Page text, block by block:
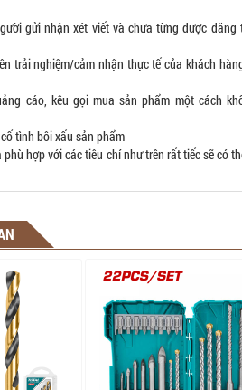
gửi nhận xét viết và chưa từng được đăng
trải nghiệm/cảm nhận thực tế của khách
cáo, kêu gọi mua sản phẩm một cách
tình bôi xấu sản phẩm
hợp với các tiêu chí như trên rất tiếc sẽ có